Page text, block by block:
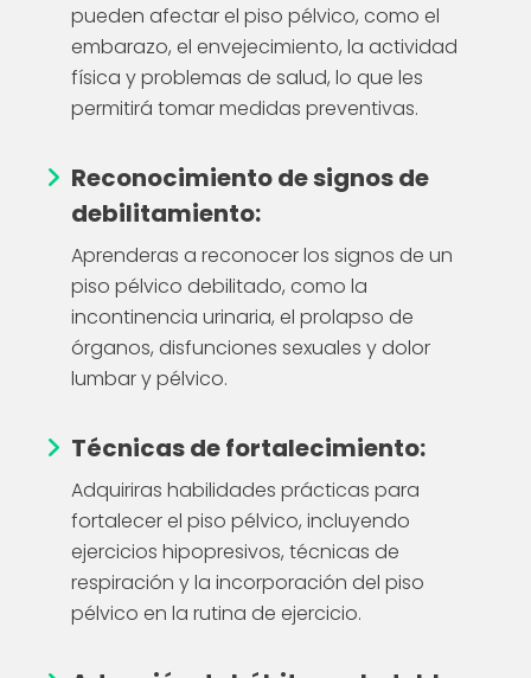
pueden afectar el piso pélvico, como el
embarazo, el envejecimiento, la actividad
física y problemas de salud, lo que les
permitirá tomar medidas preventivas.
Reconocimiento de signos de
debilitamiento:
Aprenderas a reconocer los signos de un
piso pélvico debilitado, como la
incontinencia urinaria, el prolapso de
órganos, disfunciones sexuales y dolor
lumbar y pélvico.
Técnicas de fortalecimiento:
Adquiriras habilidades prácticas para
fortalecer el piso pélvico, incluyendo
ejercicios hipopresivos, técnicas de
respiración y la incorporación del piso
pélvico en la rutina de ejercicio.